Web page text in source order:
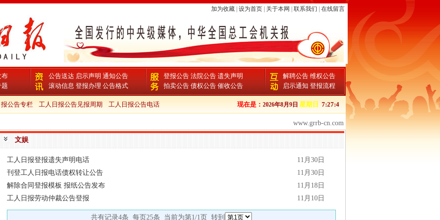
加为收藏| 设为首页| 关于本网 联系我们 在线留言
布
公告送达 启示声明 通知公告
滚动信息 登报办理 公告格式
登报公告 法院公告 遗失声明
拍卖公告 债权公告 催收公告
解聘公告 维权公告
启示通知 登报流程
公告专栏 工人日报公告见报周期 工人日报公告电话 现在是： 2026年8月9日 星期日 7:27:4
www.grrb-cn.com
文娱
工人日报登报遗失声明电话
11月30日
刊登工人日报电话债权转让公告
11月30日
解除合同登报模板 报纸公告发布
11月18日
工人日报劳动仲裁公告登报
11月10日
共有记录4条 每页25条 当前为第1/1页 转到